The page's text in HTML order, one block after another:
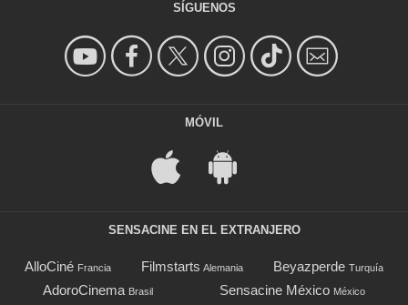
SÍGUENOS
MÓVIL
SENSACINE EN EL EXTRANJERO
AlloCiné Francia Filmstarts Alemania Beyazperde Turquía
AdoroCinema Brasil Sensacine México México